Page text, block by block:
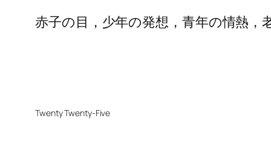
赤子の目，少年の発想，青年の情熱，
Twenty Twenty-Five